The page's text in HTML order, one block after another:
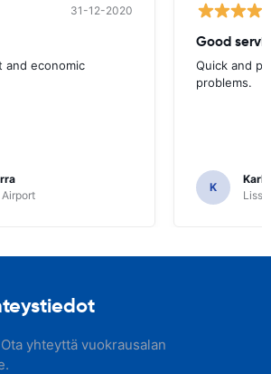
31-12-2020
and economic
Good
Quick and
problems.
K
Karl
yhteyttä vuokrausalan